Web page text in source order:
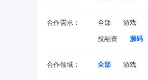
合作需求： 全部 游戏
投融资 源码
合作领域： 全部 游戏